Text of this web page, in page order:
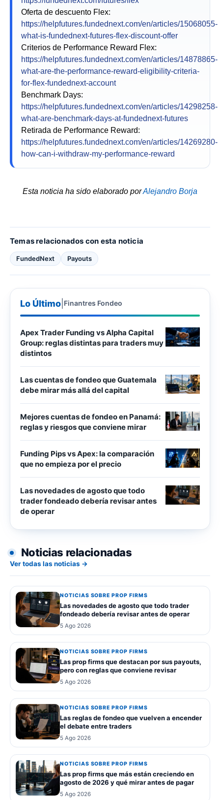
Oferta de descuento Flex:
https://helpfutures.fundednext.com/en/articles/15068055-
what-is-fundednext-futures-flex-discount-offer
Criterios de Performance Reward Flex:
https://helpfutures.fundednext.com/en/articles/14878865-
what-are-the-performance-reward-eligibility-criteria-
for-flex-fundednext-account
Benchmark Days:
https://helpfutures.fundednext.com/en/articles/14298258-
what-are-benchmark-days-at-fundednext-futures
Retirada de Performance Reward:
https://helpfutures.fundednext.com/en/articles/14269280-
how-can-i-withdraw-my-performance-reward
Esta noticia ha sido elaborado porAlejandro Borja
Temas relacionados con esta noticia
FundedNext Payouts
Lo Último Finantres Fondeo
Apex Trader Funding vs Alpha Capital
Group: reglas distintas para traders muy
distintos
Las cuentas de fondeo que Guatemala
debe mirar más allá del capital
Mejores cuentas de fondeo en Panamá:
reglas y riesgos que conviene mirar
Funding Pips vs Apex: la comparación
que no empieza por el precio
Las novedades de agosto que todo
trader fondeado debería revisar antes
de operar
Noticias relacionadas
Ver todas las noticias →
NOTICIAS SOBRE PROP FIRMS
Las novedades de agosto que todo trader
fondeado debería revisar antes de operar
5 Ago 2026
NOTICIAS SOBRE PROP FIRMS
Las prop firms que destacan por sus payouts,
pero con reglas que conviene revisar
5 Ago 2026
NOTICIAS SOBRE PROP FIRMS
Las reglas de fondeo que vuelven a encender
el debate entre traders
5 Ago 2026
NOTICIAS SOBRE PROP FIRMS
Las prop firms que más están creciendo en
agosto de 2026 y qué mirar antes de pagar
5 Ago 2026